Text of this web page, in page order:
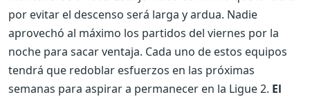
por evitar el descenso será larga y ardua. Nadie
aprovechó al máximo los partidos del viernes por la
noche para sacar ventaja. Cada uno de estos equipos
tendrá que redoblar esfuerzos en las próximas
semanas para aspirar a permanecer en la Ligue 2. El